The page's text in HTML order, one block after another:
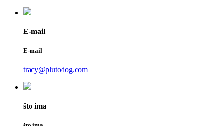
E-mail
E-mail
tracy@plutodog.com
što ima